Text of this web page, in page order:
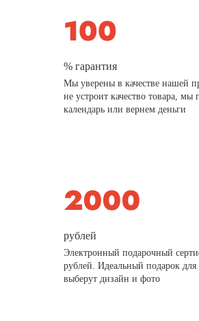
% гарантия
Мы уверены в качестве нашей
не устроит качество товара, мы
календарь или вернем деньги
рублей
Электронный подарочный
рублей. Идеальный подарок
выберут дизайн и фото